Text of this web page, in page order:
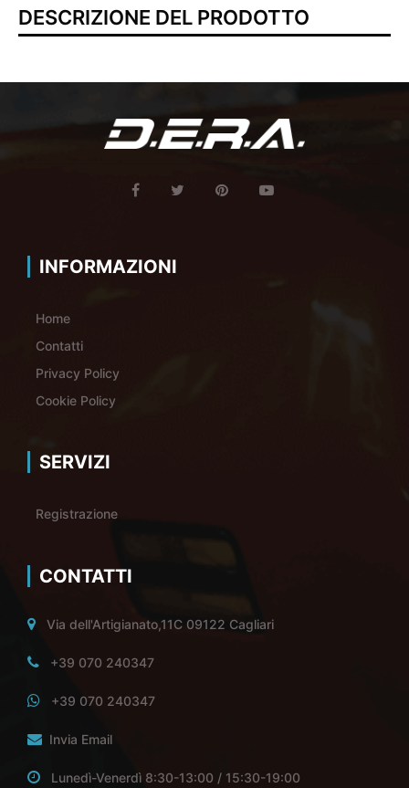
DESCRIZIONE DEL PRODOTTO
INFORMAZIONI
Home
Contatti
Privacy Policy
Cookie Policy
SERVIZI
Registrazione
CONTATTI
Via dell'Artigianato,11C 09122 Cagliari
+39 070 240347
+39 070 240347
Invia Email
Lunedì-Venerdì 8:30-13:00 / 15:30-19:00